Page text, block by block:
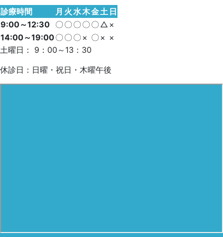
診療時間 月 火水木金土 日
9:00～12:30 〇 〇 〇 〇 〇 △ ×
14:00～19:00〇 〇 〇 × 〇 × ×
土曜日： 9：00～13：30
休診日：日曜・祝日・木曜午後